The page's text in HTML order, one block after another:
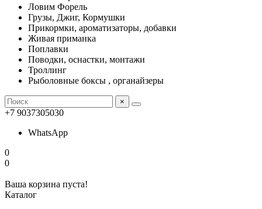
Ловим Форель
Грузы, Джиг, Кормушки
Прикормки, ароматизаторы, добавки
Живая приманка
Поплавки
Поводки, оснастки, монтажи
Троллинг
Рыболовные боксы , органайзеры
×
+7 9037305030
WhatsApp
0
0
Ваша корзина пуста!
Каталог